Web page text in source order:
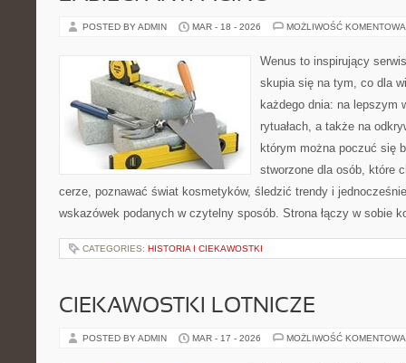
POSTED BY ADMIN MAR - 18 - 2026 MOŻLIWOŚĆ
Wenus to inspirujący
skupia się na tym, co dla
każdego dnia: na lepszym
rytuałach, a także na
którym można poczuć się
stworzone dla osób, które
cerze, poznawać świat kosmetyków, śledzić trendy i
wskazówek podanych w czytelny sposób. Strona łączy w sobie
CATEGORIES: HISTORIA I CIEKAWOSTKI
CIEKAWOSTKI LOTNICZE
POSTED BY ADMIN MAR - 17 - 2026 MOŻLIWOŚĆ